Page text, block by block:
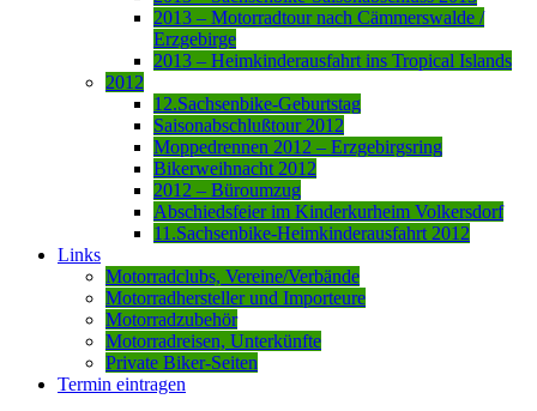
2013 – Motorradtour nach Cämmerswalde /
Erzgebirge
2013 – Heimkinderausfahrt ins Tropical Islands
2012
12.Sachsenbike-Geburtstag
Saisonabschlußtour 2012
Moppedrennen 2012 – Erzgebirgsring
Bikerweihnacht 2012
2012 – Büroumzug
Abschiedsfeier im Kinderkurheim Volkersdorf
11.Sachsenbike-Heimkinderausfahrt 2012
Links
Motorradclubs, Vereine/Verbände
Motorradhersteller und Importeure
Motorradzubehör
Motorradreisen, Unterkünfte
Private Biker-Seiten
Termin eintragen